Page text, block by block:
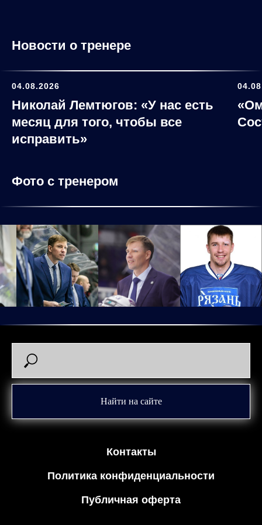
Новости о тренере
04.08.2026
Николай Лемтюгов: «У нас есть
месяц для того, чтобы все
исправить»
Фото с тренером
Найти на сайте
Контакты
Политика конфиденциальности
Публичная оферта